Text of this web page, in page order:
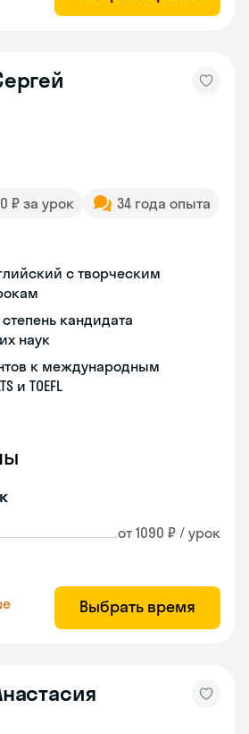
₽ за урок
34 года опыта
с творческим
кандидата
наук
к международным
и TOEFL
от 1090 ₽ / урок
Выбрать время